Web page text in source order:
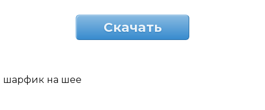
Скачать
шарфик на шее